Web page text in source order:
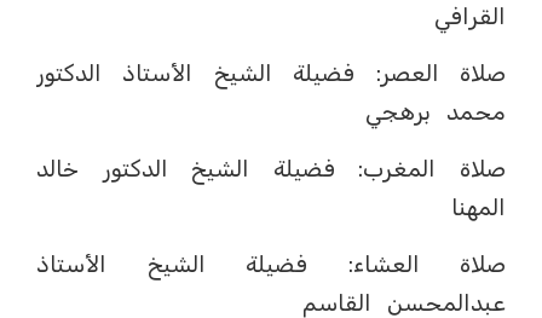
القرافي
صلاة العصر: فضيلة الشيخ الأستاذ الدكتور
محمد برهجي
صلاة المغرب: فضيلة الشيخ الدكتور خالد
المهنا
صلاة العشاء: فضيلة الشيخ الأستاذ
عبدالمحسن القاسم